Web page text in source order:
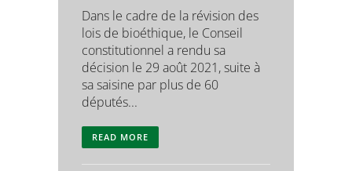
Dans le cadre de la révision des
lois de bioéthique, le Conseil
constitutionnel a rendu sa
décision le 29 août 2021, suite à
sa saisine par plus de 60
députés...
READ MORE